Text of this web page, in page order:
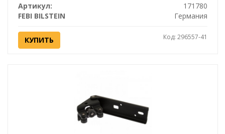
Артикул:
171780
FEBI BILSTEIN
Германия
КУПИТЬ Код: 296557-41